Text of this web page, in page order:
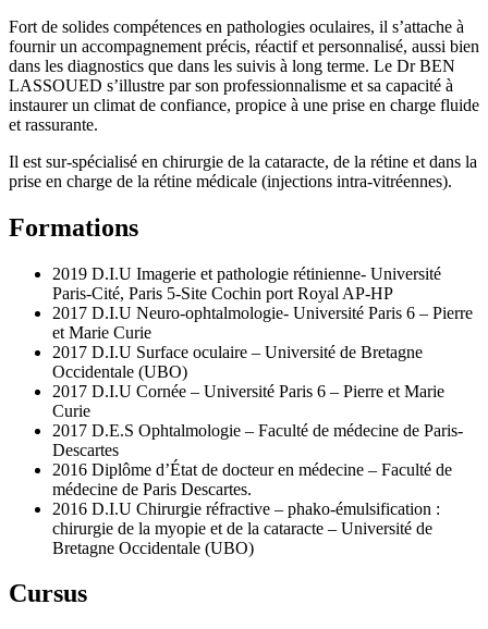
Fort de solides compétences en pathologies oculaires, il s’attache à
fournir un accompagnement précis, réactif et personnalisé, aussi bien
dans les diagnostics que dans les suivis à long terme. Le Dr BEN
LASSOUED s’illustre par son professionnalisme et sa capacité à
instaurer un climat de confiance, propice à une prise en charge fluide
et rassurante.
Il est sur-spécialisé en chirurgie de la cataracte, de la rétine et dans la
prise en charge de la rétine médicale (injections intra-vitréennes).
Formations
2019 D.I.U Imagerie et pathologie rétinienne- Université
Paris-Cité, Paris 5-Site Cochin port Royal AP-HP
2017 D.I.U Neuro-ophtalmologie- Université Paris 6 – Pierre
et Marie Curie
2017 D.I.U Surface oculaire – Université de Bretagne
Occidentale (UBO)
2017 D.I.U Cornée – Université Paris 6 – Pierre et Marie
Curie
2017 D.E.S Ophtalmologie – Faculté de médecine de Paris-
Descartes
2016 Diplôme d’État de docteur en médecine – Faculté de
médecine de Paris Descartes.
2016 D.I.U Chirurgie réfractive – phako-émulsification :
chirurgie de la myopie et de la cataracte – Université de
Bretagne Occidentale (UBO)
Cursus